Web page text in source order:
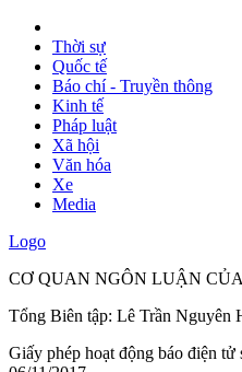
Thời sự
Quốc tế
Báo chí - Truyền thông
Kinh tế
Pháp luật
Xã hội
Văn hóa
Xe
Media
Logo
CƠ QUAN NGÔN LUẬN
Tổng Biên tập: Lê Trần Nguyên
Giấy phép hoạt động báo điện